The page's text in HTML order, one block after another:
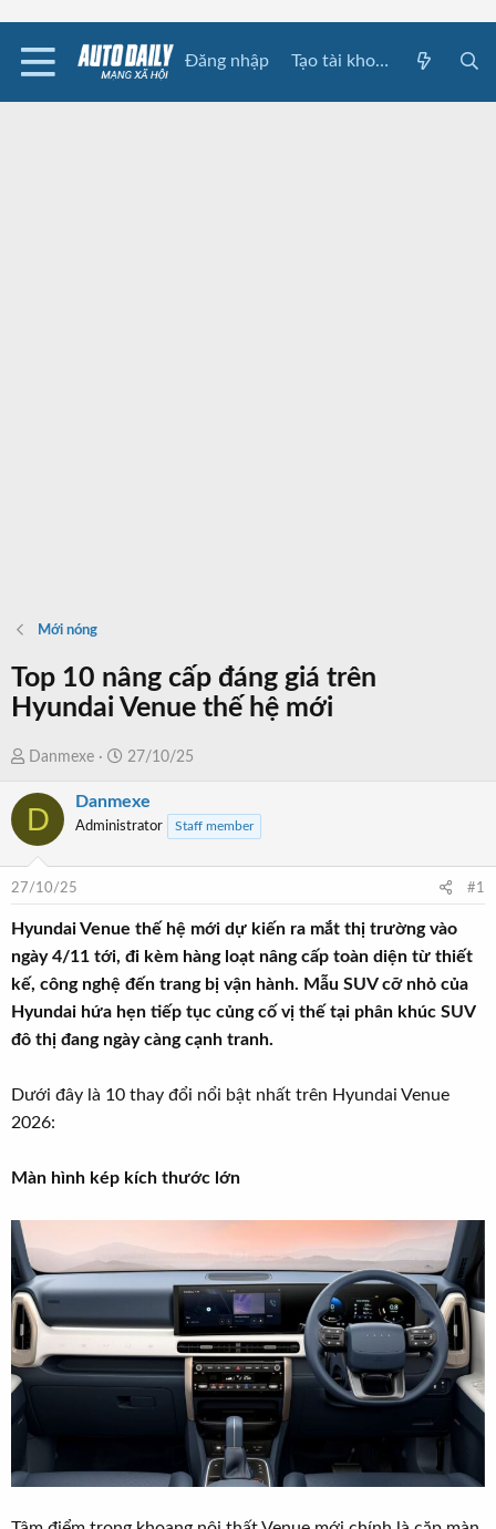
Đăng nhập Tạo tài khoản
Mới nóng
Top 10 nâng cấp đáng giá trên
Hyundai Venue thế hệ mới
T
r
e
d
t
a
r
e
r
Danmexe
N
à
y
đ
ầ
u
27/10/25
D Danmexe
Administrator Staff member
27/10/25 #1
Hyundai Venue thế hệ mới dự kiến ra mắt thị trường vào
ngày 4/11 tới, đi kèm hàng loạt nâng cấp toàn diện từ thiết
kế, công nghệ đến trang bị vận hành. Mẫu SUV cỡ nhỏ của
Hyundai hứa hẹn tiếp tục củng cố vị thế tại phân khúc SUV
đô thị đang ngày càng cạnh tranh.
Dưới đây là 10 thay đổi nổi bật nhất trên Hyundai Venue
2026:
Màn hình kép kích thước lớn